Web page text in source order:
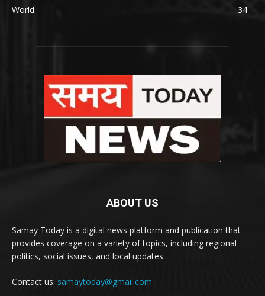
World
34
ABOUT US
Samay Today is a digital news platform and publication that
provides coverage on a variety of topics, including regional
politics, social issues, and local updates.
Contact us: samaytoday@gmail.com